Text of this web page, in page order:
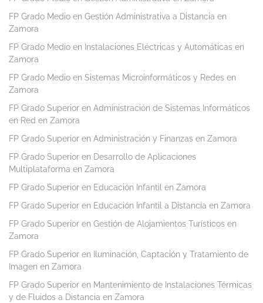
FP Grado Medio en Gestión Administrativa a Distancia en
Zamora
FP Grado Medio en Instalaciones Eléctricas y Automáticas en
Zamora
FP Grado Medio en Sistemas Microinformáticos y Redes en
Zamora
FP Grado Superior en Administración de Sistemas Informáticos
en Red en Zamora
FP Grado Superior en Administración y Finanzas en Zamora
FP Grado Superior en Desarrollo de Aplicaciones
Multiplataforma en Zamora
FP Grado Superior en Educación Infantil en Zamora
FP Grado Superior en Educación Infantil a Distancia en Zamora
FP Grado Superior en Gestión de Alojamientos Turísticos en
Zamora
FP Grado Superior en Iluminación, Captación y Tratamiento de
Imagen en Zamora
FP Grado Superior en Mantenimiento de Instalaciones Térmicas
y de Fluidos a Distancia en Zamora